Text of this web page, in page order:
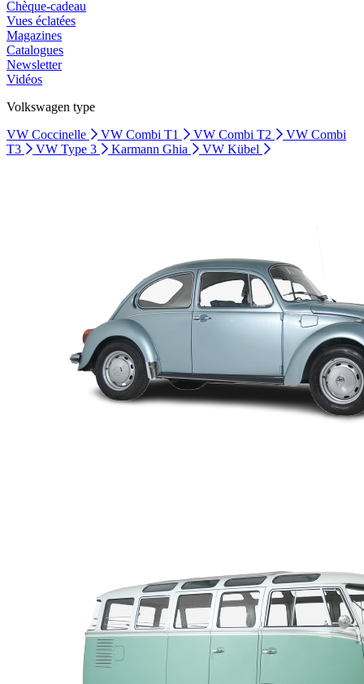
Chèque-cadeau
Vues éclatées
Magazines
Catalogues
Newsletter
Vidéos
Volkswagen type
VW Coccinelle
VW Combi T1 VW Combi T2
VW Combi
T3
VW Type 3 Karmann Ghia VW Kübel